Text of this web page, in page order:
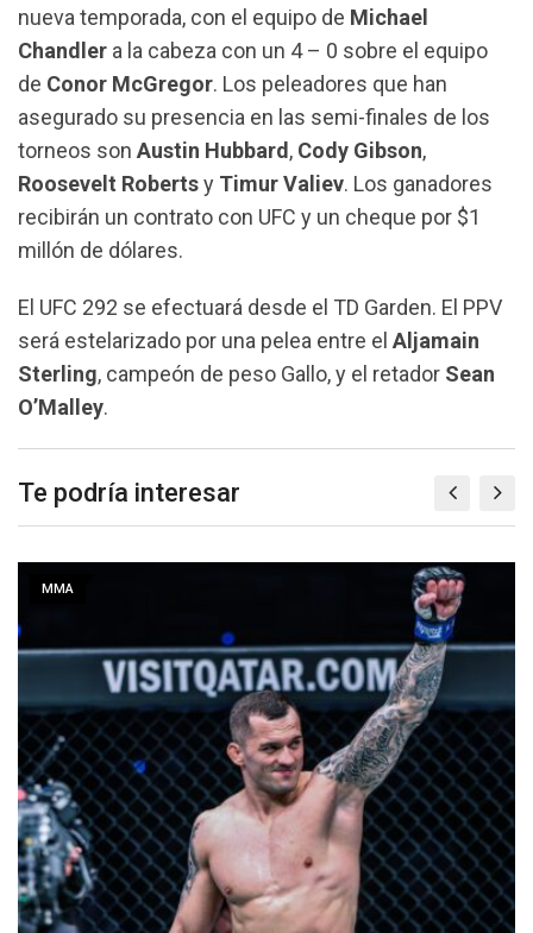
nueva temporada, con el equipo de Michael
Chandler a la cabeza con un 4 – 0 sobre el equipo
de Conor McGregor. Los peleadores que han
asegurado su presencia en las semi-finales de los
torneos son Austin Hubbard, Cody Gibson,
Roosevelt Robertsy Timur Valiev. Los ganadores
recibirán un contrato con UFC y un cheque por $1
millón de dólares.
El UFC 292 se efectuará desde el TD Garden. El PPV
será estelarizado por una pelea entre el Aljamain
Sterling, campeón de peso Gallo, y el retador Sean
O’Malley.
Te podría interesar
MMA